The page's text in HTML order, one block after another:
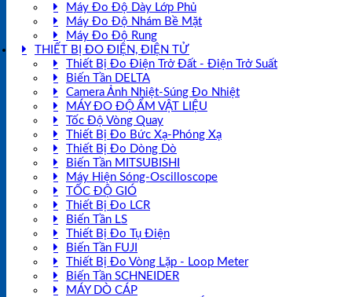
Máy Đo Độ Dày Lớp Phủ
Máy Đo Độ Nhám Bề Mặt
Máy Đo Độ Rung
THIẾT BỊ ĐO ĐIỆN, ĐIỆN TỬ
Thiết Bị Đo Điện Trở Đất - Điện Trở Suất
Biến Tần DELTA
Camera Ảnh Nhiệt-Súng Đo Nhiệt
MÁY ĐO ĐỘ ẨM VẬT LIỆU
Tốc Độ Vòng Quay
Thiết Bị Đo Bức Xạ-Phóng Xạ
Thiết Bị Đo Dòng Dò
Biến Tần MITSUBISHI
Máy Hiện Sóng-Oscilloscope
TỐC ĐỘ GIÓ
Thiết Bị Đo LCR
Biến Tần LS
Thiết Bị Đo Tụ Điện
Biến Tần FUJI
Thiết Bị Đo Vòng Lặp - Loop Meter
Biến Tần SCHNEIDER
MÁY DÒ CÁP